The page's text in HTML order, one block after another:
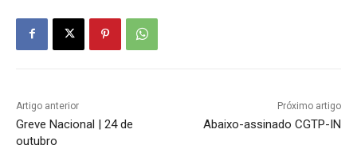
Artigo anterior
Greve Nacional | 24 de
outubro
Próximo artigo
Abaixo-assinado CGTP-IN